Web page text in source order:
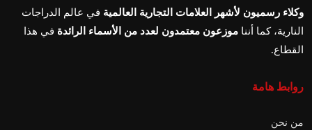
وكلاء رسميون لأشهر العلامات التجارية العالمية في عالم الدراجات
النارية، كما أننا موزعون معتمدون لعدد من الأسماء الرائدة في هذا
القطاع.
روابط هامة
من نحن